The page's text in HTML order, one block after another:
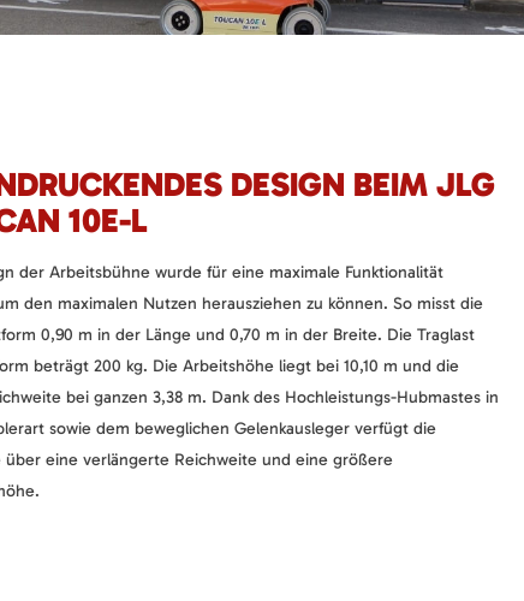
DESIGN BEIM JLG
10E-L
der Arbeitsbühne wurde für eine maximale Funktionalität
den maximalen Nutzen herausziehen zu können. So misst die
0,90 m in der Länge und 0,70 m in der Breite. Die Traglast
beträgt 200 kg. Die Arbeitshöhe liegt bei 10,10 m und die
bei ganzen 3,38 m. Dank des Hochleistungs-Hubmastes in
sowie dem beweglichen Gelenkausleger verfügt die
über eine verlängerte Reichweite und eine größere